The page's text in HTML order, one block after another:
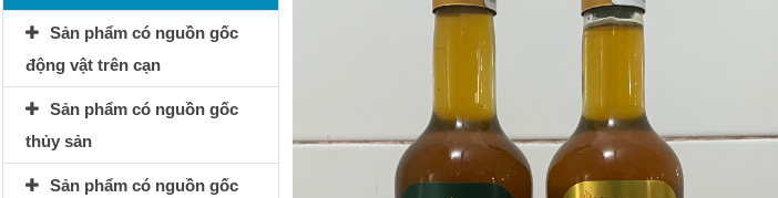
Sản phẩm có nguồn gốc
động vật trên cạn
Sản phẩm có nguồn gốc
thủy sản
Sản phẩm có nguồn gốc